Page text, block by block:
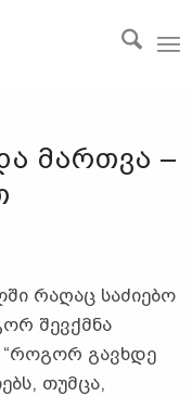
ᲛᲐᲠᲗᲕᲐ –
რაღაც საძიებო
შევქმნა
გავხდე
თუმცა,